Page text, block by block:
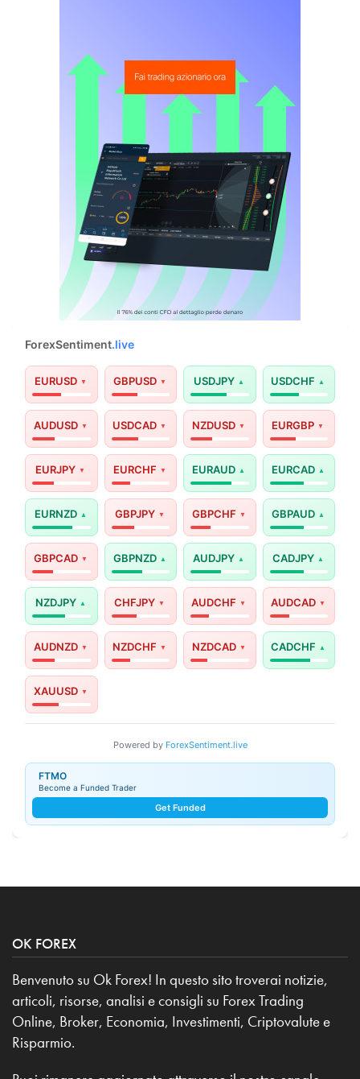
ForexSentiment.live
EURUSD GBPUSD USDJPY USDCHF
AUDUSD USDCAD NZDUSD EURGBP
EURJPY EURCHF EURAUD EURCAD
EURNZD GBPJPY GBPCHF GBPAUD
GBPCAD GBPNZD AUDJPY CADJPY
NZDJPY CHFJPY AUDCHF AUDCAD
AUDNZD NZDCHF NZDCAD CADCHF
XAUUSD
Powered by ForexSentiment.live
FTMO
Become a Funded Trader
Get Funded
OK FOREX
Benvenuto su Ok Forex! In questo sito troverai notizie,
articoli, risorse, analisi e consigli su Forex Trading
Online, Broker, Economia, Investimenti, Criptovalute e
Risparmio.